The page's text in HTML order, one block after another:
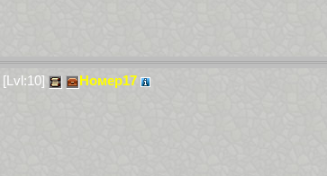
[Lvl:10] Номер17